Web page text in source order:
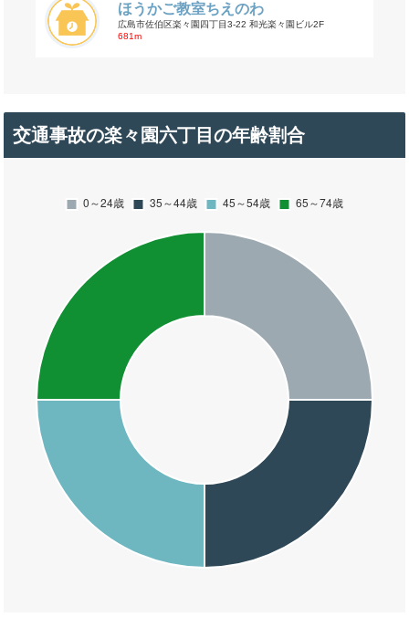
ほうかご教室ちえのわ
広島市佐伯区楽々園四丁目3-22 和光楽々園ビル2F
681m
交通事故の楽々園六丁目の年齢割合